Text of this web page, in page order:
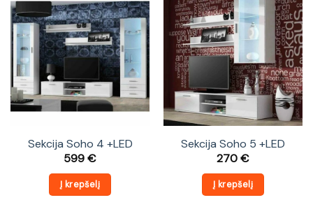
Sekcija Soho 4 +LED
599€
Į krepšelį
Sekcija Soho 5 +LED
270€
Į krepšelį